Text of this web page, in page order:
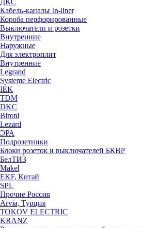
ДКС
Кабель-каналы In-liner
Короба перфорированные
Выключатели и розетки
Внутренние
Наружные
Для электроплит
Внутренние
Legrand
Systeme Electric
IEK
TDM
DKC
Bironi
Lezard
ЭРА
Подрозетники
Блоки розеток и выключателей БКВР
БелТИЗ
Makel
EKF, Китай
SPL
Прочие Россия
Arvia, Турция
TOKOV ELECTRIC
KRANZ